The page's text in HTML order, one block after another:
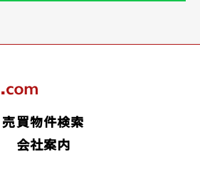
売買物件検索
会社案内